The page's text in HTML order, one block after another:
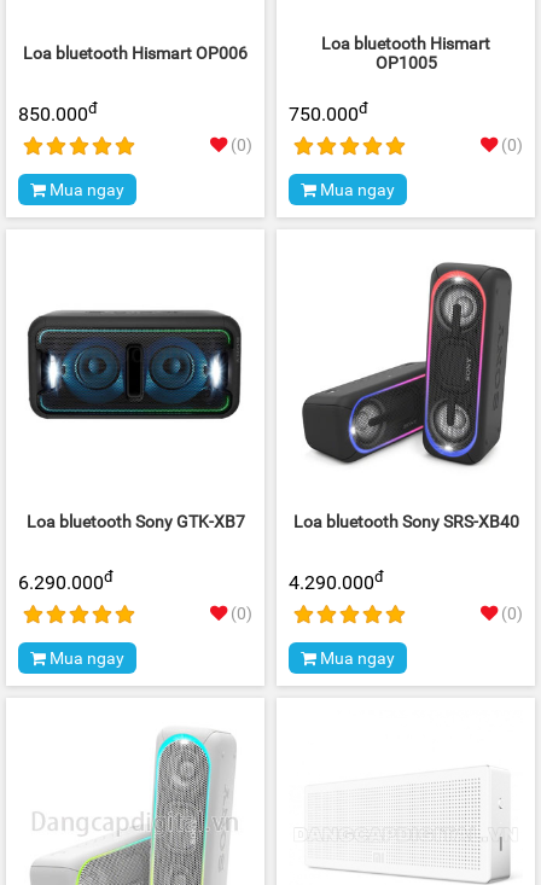
Loa bluetooth Hismart OP006
850.000đ
(0)
Mua ngay
Loa bluetooth Hismart
OP1005
750.000đ
(0)
Mua ngay
Loa bluetooth Sony GTK-XB7
6.290.000đ
(0)
Mua ngay
Loa bluetooth Sony SRS-XB40
4.290.000đ
(0)
Mua ngay